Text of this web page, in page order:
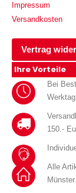
Impressum
Versandkosten
Vertrag
Ihre Vorteile
Bei
Werktag
150.-
Alle